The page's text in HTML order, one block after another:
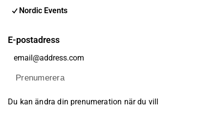
Nordic Events
E-postadress
Prenumerera
Du kan ändra din prenumeration när du vill